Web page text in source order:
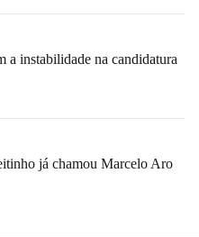
a instabilidade na candidatura
já chamou Marcelo Aro